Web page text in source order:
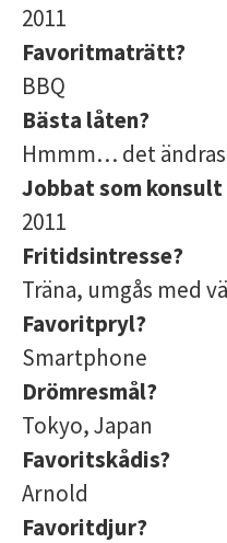
2011
Favoritmaträtt?
BBQ
Bästa låten?
Hmmm… det
Jobbat som konsult
2011
Fritidsintresse?
Träna, umgås med
Favoritpryl?
Smartphone
Drömresmål?
Tokyo, Japan
Favoritskådis?
Arnold
Favoritdjur?